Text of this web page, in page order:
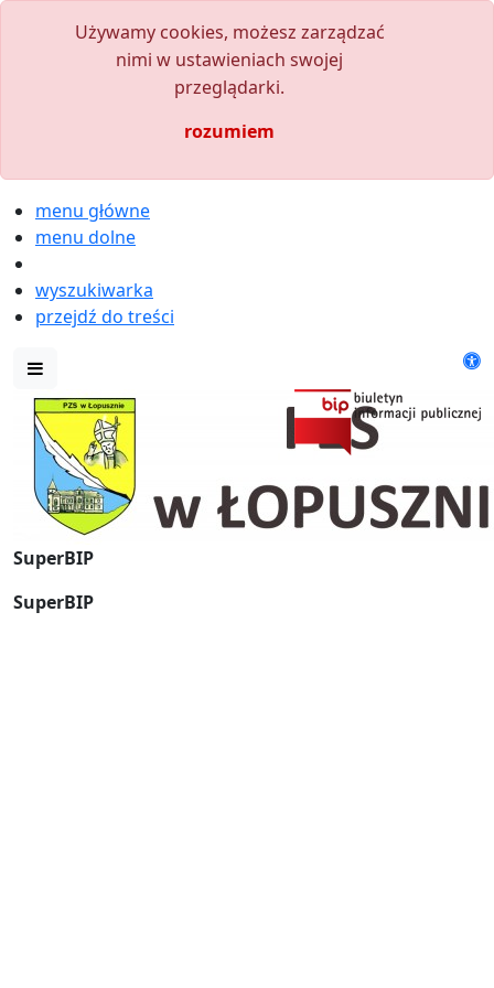
Używamy cookies, możesz zarządzać
nimi w ustawieniach swojej
przeglądarki.
rozumiem
menu główne
menu dolne
wyszukiwarka
przejdź do treści
SuperBIP
SuperBIP